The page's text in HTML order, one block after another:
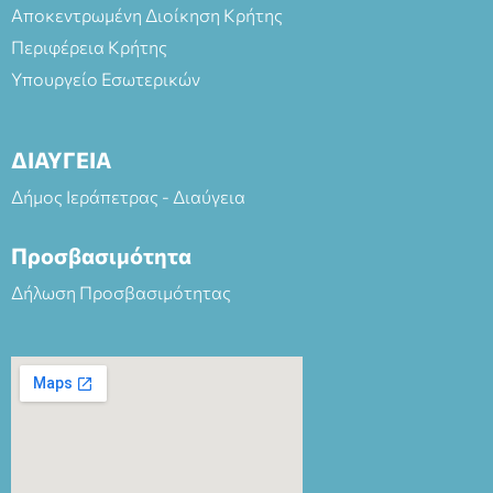
Αποκεντρωμένη Διοίκηση Κρήτης
Περιφέρεια Κρήτης
Υπουργείο Εσωτερικών
ΔΙΑΥΓΕΙΑ
Δήμος Ιεράπετρας - Διαύγεια
Προσβασιμότητα
Δήλωση Προσβασιμότητας